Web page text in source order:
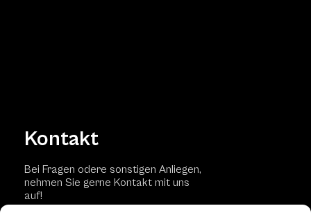
Kontakt
Bei Fragen odere sonstigen Anliegen,
nehmen Sie gerne Kontakt mit uns
auf!